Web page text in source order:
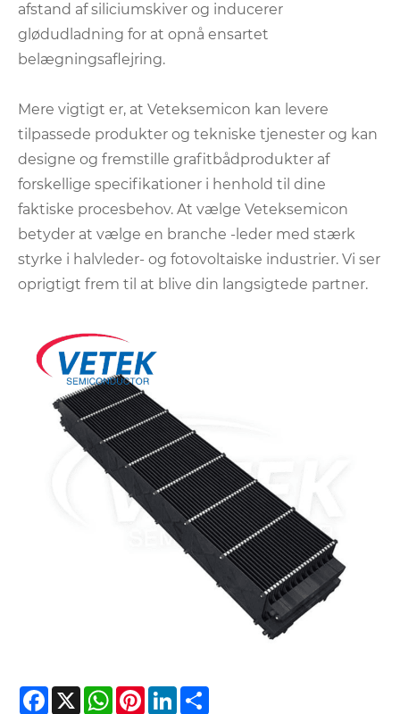
afstand af siliciumskiver og inducerer
glødudladning for at opnå ensartet
belægningsaflejring.
Mere vigtigt er, at Veteksemicon kan levere
tilpassede produkter og tekniske tjenester og kan
designe og fremstille grafitbådprodukter af
forskellige specifikationer i henhold til dine
faktiske procesbehov. At vælge Veteksemicon
betyder at vælge en branche -leder med stærk
styrke i halvleder- og fotovoltaiske industrier. Vi ser
oprigtigt frem til at blive din langsigtede partner.
Facebook
X WhatsApp
PinterestLinkedIn